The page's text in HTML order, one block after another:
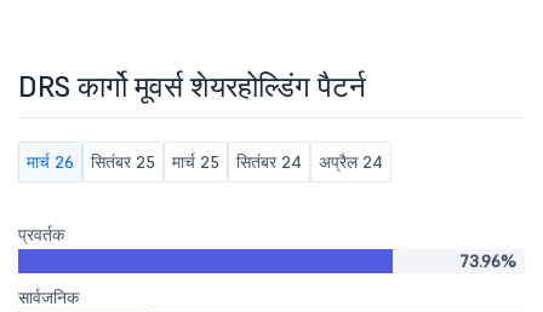
DRS कार्गो मूवर्स शेयरहोल्डिंग पैटर्न
मार्च 26 सितंबर 25 मार्च 25 सितंबर 24 अप्रैल 24
प्रवर्तक
73.96%
सार्वजनिक